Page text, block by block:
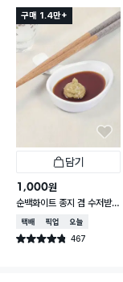
구매 1.4만+
담기
1,000원
순백화이트 종지 겸 수저받
침
택배배송매장픽업오늘배송
별점 4.8점 467
건 작성